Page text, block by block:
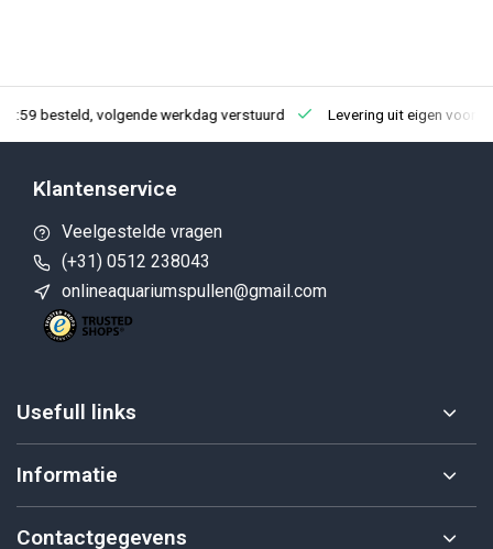
besteld, volgende werkdag verstuurd Levering uit eigen
Klantenservice
Veelgestelde vragen
(+31) 0512 238043
onlineaquariumspullen@gmail.com
Usefull links
Informatie
Contactgegevens